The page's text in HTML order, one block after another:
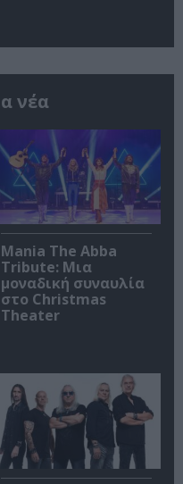
νέα
Mania The Abba
Tribute: Μια
μοναδική συναυλία
στο Christmas
Theater